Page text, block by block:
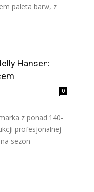
paleta barw, z
Hansen:
0
z ponad 140-
profesjonalnej
sezon